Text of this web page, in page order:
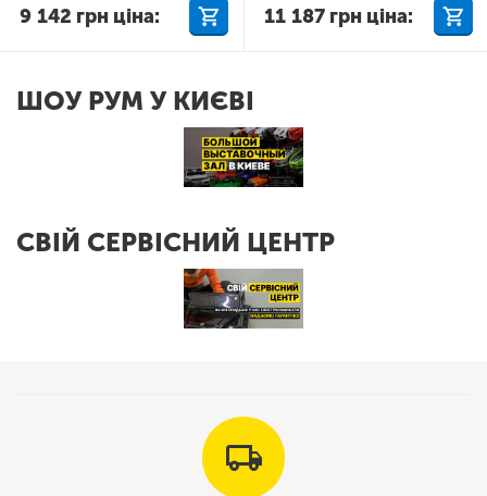
9 142 грн ціна: 11 187 грн ціна:
ШОУ РУМ У КИЄВІ
СВІЙ СЕРВІСНИЙ ЦЕНТР